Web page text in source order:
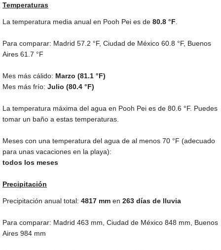
Temperaturas
La temperatura media anual en Pooh Pei es de 80.8 °F
Para comparar: Madrid 57.2 °F, Ciudad de México 60.8 °F, Buenos
Aires 61.7 °F
Mes más cálido: Marzo (81.1 °F)
Mes más frío: Julio (80.4 °F)
La temperatura máxima del agua en Pooh Pei es de 80.6 °F. Puedes
tomar un baño a estas temperaturas.
Meses con una temperatura del agua de al menos 70 °F (adecuado
para unas vacaciones en la playa):
todos los meses
Precipitación
Precipitación anual total: 4817 mm en 263 días de lluvia
Para comparar: Madrid 463 mm , Ciudad de México 848 mm , Buenos
Aires 984 mm